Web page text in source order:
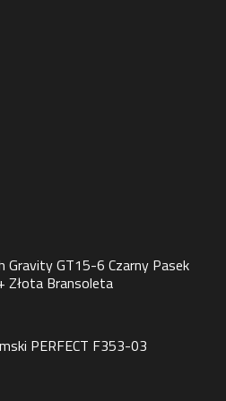
Gravity GT15-6 Czarny Pasek
Złota Bransoleta
PERFECT F353-03